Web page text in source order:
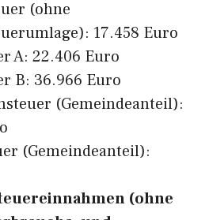
(ohne
17.458 Euro
A: 22.406 Euro
B: 36.966 Euro
(Gemeindeanteil):
(Gemeindeanteil):
(ohne